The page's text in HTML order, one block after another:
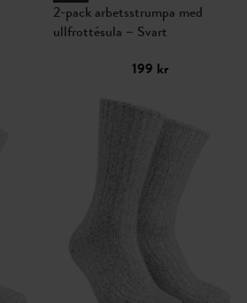
2-pack arbetsstrumpa med
ullfrottésula – Svart
199 kr